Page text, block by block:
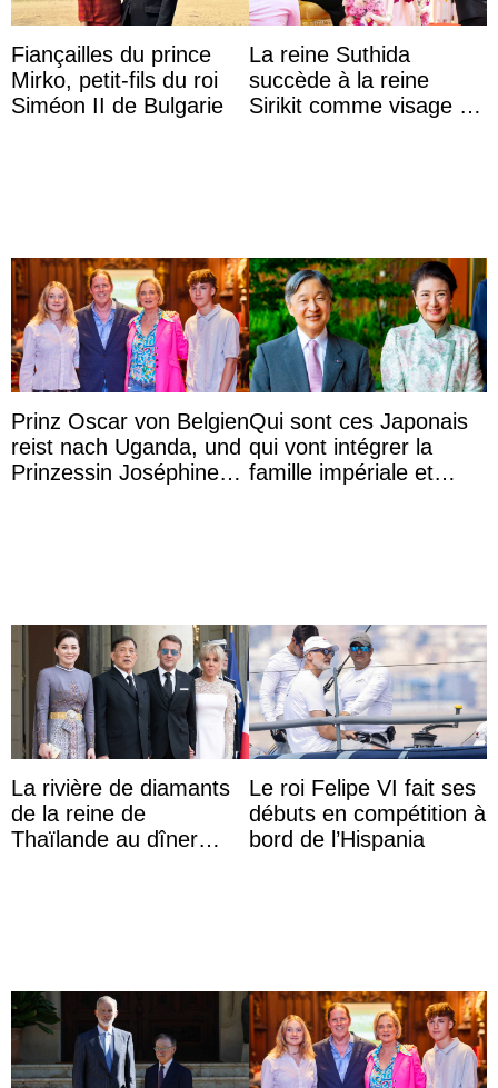
Fiançailles du prince
Mirko, petit-fils du roi
Siméon II de Bulgarie
La reine Suthida
succède à la reine
Sirikit comme visage de
Prinz Oscar von Belgien
reist nach Uganda, und
Prinzessin Joséphine
Qui sont ces Japonais
qui vont intégrer la
famille impériale et
La rivière de diamants
de la reine de
Thaïlande au dîner
Le roi Felipe VI fait ses
débuts en compétition à
bord de l’Hispania